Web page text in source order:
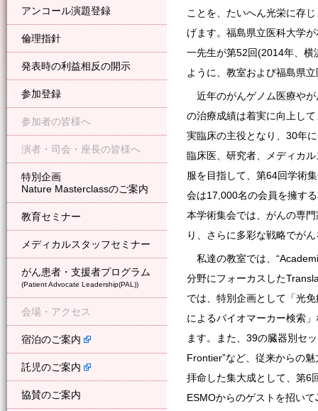
ことを、たいへん光栄に存
げます。福島県立医科大学
一先生が第52回(2014年、横
ように、教室および福島県
近年のがんゲノム医療や
の治療成績は着実に向上し
実臨床の主役となり、30年
臨床医、研究者、メディカ
服を目指して、第64回学術
会は17,000名の会員を擁す
本学術集会では、がんの専
り、さらに多彩な戦略でが
私達の教室では、
分野にフォーカスした
では、特別企画として「光
によるバイオマーカー検索
ます。また、39の臓器別セ
Frontier”など、従来からの
拝命した集大成として、第6
ESMOからのゲストを招い
アンコール演題登録
倫理指針
発表時の利益相反の開示
参加登録
参加者の皆様へ
演者・司会・座長の皆様へ
特別企画
Nature Masterclassのご案内
教育セミナー
メディカルスタッフセミナー
がん患者・支援者プログラム
(Patient Advocate Leadership(PAL))
会場・アクセス
宿泊のご案内
託児のご案内
協賛のご案内